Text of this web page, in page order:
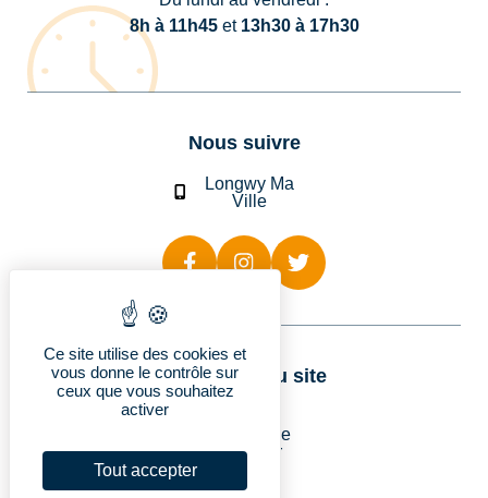
8h à 11h45et 13h30 à 17h30
Nous suivre
Longwy Ma
Ville
Rubriques du site
Vie pratique
Découvrir
Ce site utilise des cookies et
vous donne le contrôle sur
ceux que vous souhaitez
activer
Tout accepter